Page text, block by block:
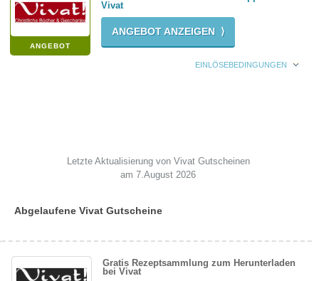
ANGEBOT
Vivat
ANGEBOT ANZEIGEN ⟩
EINLÖSEBEDINGUNGEN
Letzte Aktualisierung von Vivat Gutscheinen
am 7.August 2026
Abgelaufene Vivat Gutscheine
Gratis Rezeptsammlung zum Herunterladen
bei Vivat